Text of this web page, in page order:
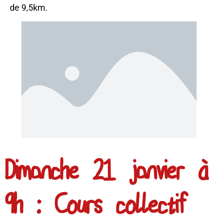
de 9,5km.
Dimanche 21 janvier à
9h : Cours collectif